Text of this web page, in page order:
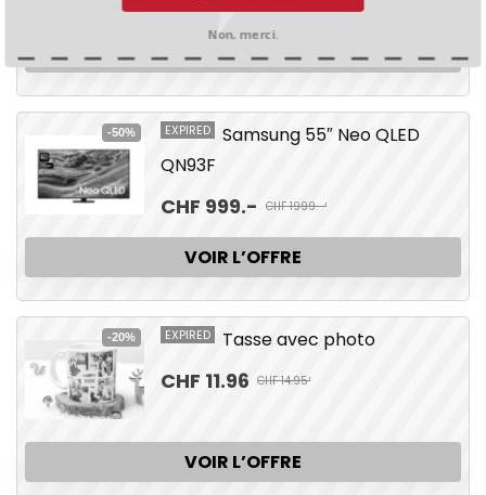
VOIR L’OFFRE
-50% EXPIRED
Samsung 55″ Neo QLED
QN93F
CHF 999.- CHF 1999.-¹
VOIR L’OFFRE
-20% EXPIRED Tasse avec photo
CHF 11.96 CHF 14.95¹
VOIR L’OFFRE
Non, merci.